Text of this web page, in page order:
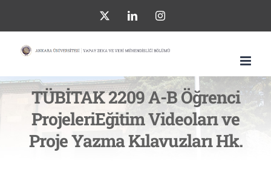
to
content
LinkedInInstagram
TÜBİTAK 2209 A-B Öğrenci
ProjeleriEğitim Videoları ve
Proje Yazma Kılavuzları Hk.